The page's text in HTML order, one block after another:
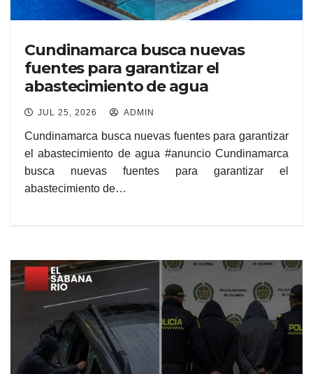
Cundinamarca busca nuevas
fuentes para garantizar el
abastecimiento de agua
JUL 25, 2026 ADMIN
Cundinamarca busca nuevas fuentes para garantizar
el abastecimiento de agua #anuncio Cundinamarca
busca nuevas fuentes para garantizar el
abastecimiento de…